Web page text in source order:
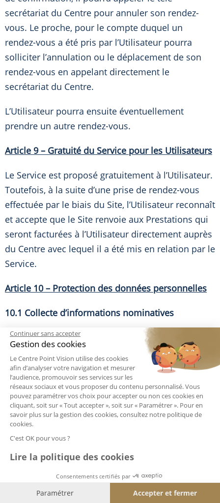
secrétariat du Centre pour annuler son rendez-
vous. Le proche, pour le compte duquel un
rendez-vous a été pris par l’Utilisateur pourra
solliciter l’annulation ou le déplacement de son
rendez-vous en appelant directement le
secrétariat du Centre.
L’Utilisateur pourra ensuite éventuellement
prendre un autre rendez-vous.
Article 9 – Gratuité du Service pour les Utilisateurs
Le Service est proposé gratuitement à l’Utilisateur.
Toutefois, à la suite d’une prise de rendez-vous
effectuée par le biais du Site, l’Utilisateur reconnaît
et accepte que le Site renvoie aux Prestations qui
seront facturées à l’Utilisateur directement auprès
du Centre avec lequel il a été mis en relation par le
Service.
Article 10 – Protection des données personnelles
10.1 Collecte d’informations nominatives
L’utilisation du Service, offert par le Site, et défini à
l’Article 3 ci-dessus implique nécessairement que
l’Utilisateur communique ses données
personnelles, et le cas échéant celles de son
proche, lorsqu’il prend un rendez-vous pour ce
dernier.
Conformément aux articles 38 à 40 de la loi
numéro 78-17 du 6 janvier 1978, modifiée en 2016,
relative à l’informatique, aux fichiers et aux
libertés, et aux articles 14 à 21 du RGPD,
l’Utilisateur et le cas échéant son proche, ont la
Continuer sans accepter
Gestion des cookies
Le Centre Point Vision utilise des cookies
afin d’analyser votre navigation et mesurer
l’audience, promouvoir ses services sur les
réseaux sociaux et vous proposer du contenu personnalisé. Vous
pouvez paramétrer vos choix pour accepter ou non ces cookies en
cliquant, soit sur « Tout accepter », soit sur « Paramétrer ». Pour en
savoir plus sur la gestion des cookies, consultez notre politique de
cookies.
C'est OK pour vous ?
Lire la politique des cookies
Consentements certifiés par
Paramétrer Accepter et fermer